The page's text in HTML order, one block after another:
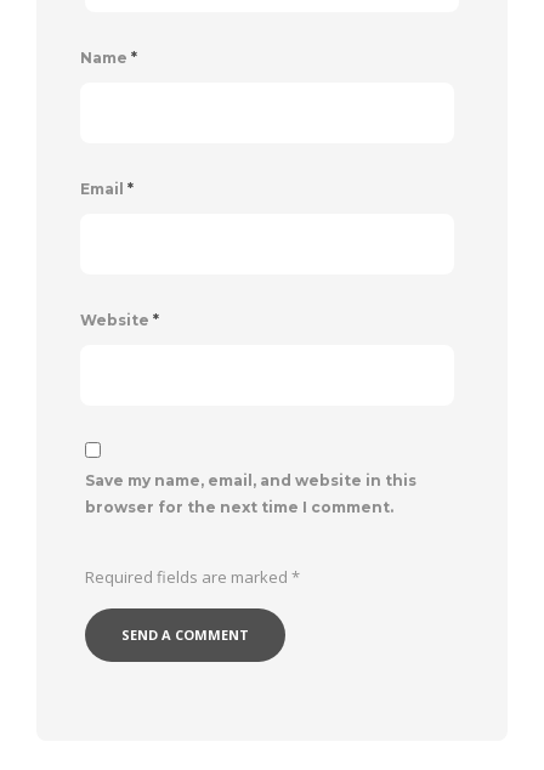
Name *
Email *
Website *
Save my name, email, and website in this
browser for the next time I comment.
Required fields are marked *